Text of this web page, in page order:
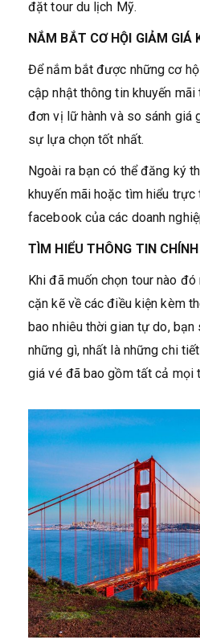
đặt tour du lịch Mỹ.
NẮM BẮT CƠ HỘI GIẢM
Để nắm bắt được những cơ
cập nhật thông tin khuyến
đơn vị lữ hành và so sánh giá
sự lựa chọn tốt nhất.
Ngoài ra bạn có thể đăng ký
khuyến mãi hoặc tìm hiểu
facebook của các doanh
TÌM HIỂU THÔNG TIN
Khi đã muốn chọn tour nào
cặn kẽ về các điều kiện kèm
bao nhiêu thời gian tự do,
những gì, nhất là những chi
giá vé đã bao gồm tất cả mọi